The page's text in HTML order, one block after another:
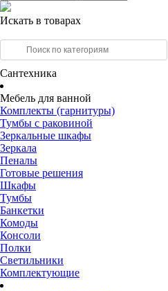
Искать в товарах
Сантехника
Мебель для ванной
Комплекты (гарнитуры)
Тумбы с раковиной
Зеркальные шкафы
Зеркала
Пеналы
Готовые решения
Шкафы
Тумбы
Банкетки
Комоды
Консоли
Полки
Светильники
Комплектующие